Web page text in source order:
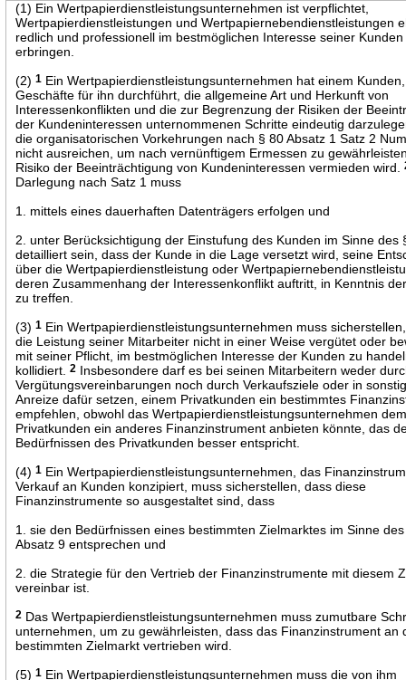
(1) Ein Wertpapierdienstleistungsunternehmen ist verpflichtet,
Wertpapierdienstleistungen und Wertpapiernebendienstleistungen
redlich und professionell im bestmöglichen Interesse seiner
erbringen.
(2)1 Ein Wertpapierdienstleistungsunternehmen hat einem
Geschäfte für ihn durchführt, die allgemeine Art und Herkunft von
Interessenkonflikten und die zur Begrenzung der Risiken der
der Kundeninteressen unternommenen Schritte eindeutig
die organisatorischen Vorkehrungen nach § 80 Absatz 1 Satz 2
nicht ausreichen, um nach vernünftigem Ermessen zu
Risiko der Beeinträchtigung von Kundeninteressen vermieden wird.
Darlegung nach Satz 1 muss
1. mittels eines dauerhaften Datenträgers erfolgen und
2. unter Berücksichtigung der Einstufung des Kunden im Sinne des
detailliert sein, dass der Kunde in die Lage versetzt wird, seine
über die Wertpapierdienstleistung oder
deren Zusammenhang der Interessenkonflikt auftritt, in Kenntnis
zu treffen.
(3)1 Ein Wertpapierdienstleistungsunternehmen muss
die Leistung seiner Mitarbeiter nicht in einer Weise vergütet oder
mit seiner Pflicht, im bestmöglichen Interesse der Kunden zu
kollidiert.2 Insbesondere darf es bei seinen Mitarbeitern weder
Vergütungsvereinbarungen noch durch Verkaufsziele oder in
Anreize dafür setzen, einem Privatkunden ein bestimmtes
empfehlen, obwohl das Wertpapierdienstleistungsunternehmen
Privatkunden ein anderes Finanzinstrument anbieten könnte, das
Bedürfnissen des Privatkunden besser entspricht.
(4)1 Ein Wertpapierdienstleistungsunternehmen, das
Verkauf an Kunden konzipiert, muss sicherstellen, dass diese
Finanzinstrumente so ausgestaltet sind, dass
1. sie den Bedürfnissen eines bestimmten Zielmarktes im Sinne
Absatz 9 entsprechen und
2. die Strategie für den Vertrieb der Finanzinstrumente mit diesem
vereinbar ist.
2 Das Wertpapierdienstleistungsunternehmen muss zumutbare
unternehmen, um zu gewährleisten, dass das Finanzinstrument an
bestimmten Zielmarkt vertrieben wird.
(5)1 Ein Wertpapierdienstleistungsunternehmen muss die von ihm